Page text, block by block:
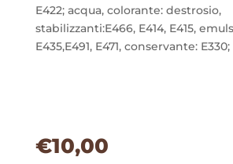
E422; acqua, colorante: destrosio,
stabilizzanti:E466, E414, E415,
E435,E491, E471, conservante:
€10,00